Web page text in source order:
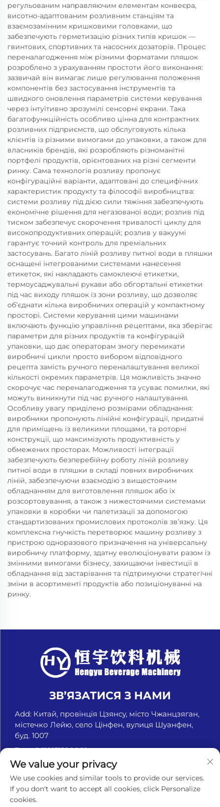
регульованим направляючим елементам конвеєра,
висотно-адаптованим розливним станціям та
взаємозамінним кришковими головками, що
забезпечують герметизацію різних типів кришок —
гвинтових, спортивних та насосних дозаторів. Процес
переналагодження між різними форматами пляшок
розроблено з урахуванням простоти його виконання:
зазвичай він вимагає лише регулювання положення
компонентів без застосування інструментів та
швидкого оновлення параметрів системи керування
через інтуїтивно зрозумілі сенсорні екрани. Така
багатофункційність особливо цінна для контрактних
розливних підприємств, що обслуговують кілька
клієнтів із різними вимогами до упаковки, а також для
власників брендів, які розробляють різноманітні
портфелі продуктів, орієнтованих на різні сегменти
ринку. Сама технологія розливу пропонує
конфігураційні варіанти, адаптовані до специфічних
характеристик продукту та філософії виробництва:
системи розливу під дією сили тяжіння забезпечують
економічне рішення для негазованої води; розлив під
тиском забезпечує скорочення тривалості циклу для
високопродуктивних операцій; розлив у вакуумі
гарантує точний контроль для преміальних
застосувань. Багато ліній розливу питної води в пляшки
оснащені інтегрованими системами нанесення
етикеток, які накладають самоклеючі етикетки,
термоусаджувальні рукави або обгортальні етикетки
під час виходу пляшок із зони розливу, що дозволяє
об’єднати кілька виробничих операцій у компактному
просторі. Системи керування цими машинами
включають функцію управління рецептами, яка зберігає
параметри для різних продуктів та конфігурацій
упаковки, що дає операторам змогу перемикати
виробничі цикли просто вибором відповідного
рецепта замість ручного переналаштування великої
кількості окремих параметрів. Ця можливість значно
скорочує час переналагодження та усуває помилки, які
можуть виникнути під час ручного налаштування.
Особливу увагу приділено розмірами обладнання:
виробники пропонують лінійні конфігурації, придатні
для приміщень із великими площами, та роторні
конструкції, що максимізують продуктивність у
обмежених просторах. Можливості інтеграції
забезпечують безперебійну роботу ліній розливу
питної води в пляшки в складі повних виробничих
ліній, забезпечуючи взаємодію з вищестоячим
обладнанням для виготовлення пляшок або їх
розсортовування, а також з нижестоячими системами
упаковки в коробки чи палетизації за допомогою
стандартизованих промислових протоколів зв’язку. Ця
комплексна гнучкість перетворює машину розливу з
пристрою одноразового призначення на універсальну
виробничу платформу, здатну еволюціонувати разом із
змінними вимогами бізнесу, захищаючи інвестиції в
обладнання від застарівання та підтримуючи стратегічні
зміни в асортименті продуктів або позиціонуванні на
ринку.
ЗВ’ЯЗАТИСЯ З НАМИ
Add: Китай, провінція Цзянсу, місто Чжанцзяган,
містечко Лейю, село Цінфен, вулиця Шуанфен,
буд. 1007
Тел.:+8618151580069
Ел. пошта:[email protected]
Авторське право © Чжанцзягань Хенгю Машина для
We value your privacy
We use cookies and similar tools to provide our services.
If you don't want to accept all cookies, click Personalize
cookies.